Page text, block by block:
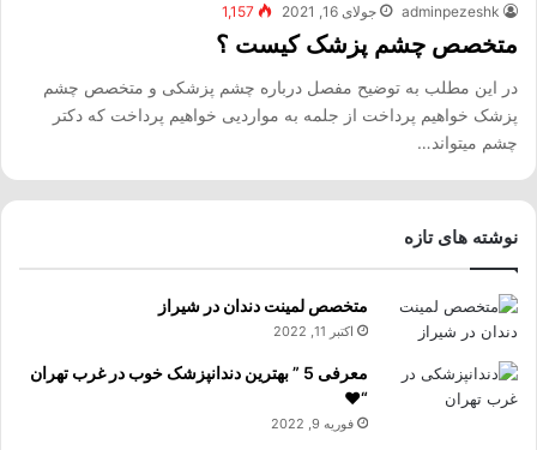
adminpezeshk جولای 16, 2021 1,157
متخصص چشم پزشک کیست ؟
در این مطلب به توضیح مفصل درباره چشم پزشکی و متخصص چشم
پزشک خواهیم پرداخت از جلمه به مواردیی خواهیم پرداخت که دکتر
چشم میتواند…
نوشته های تازه
متخصص لمینت دندان در شیراز
اکتبر 11, 2022
معرفی 5 ” بهترین دندانپزشک خوب در غرب تهران
“❤️
فوریه 9, 2022